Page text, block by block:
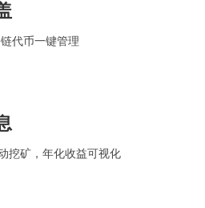
代币一键管理
挖矿，年化收益可视化